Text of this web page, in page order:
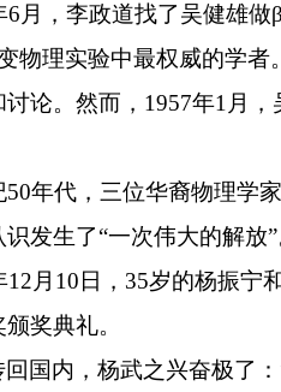
6月，李政道找了吴健雄
物理实验中最权威的学
讨论。然而，1957年1月
50年代，三位华裔物理学
发生了“一次伟大的解放
12月10日，35岁的杨振宁
奖典礼。
国内，杨武之兴奋极了：